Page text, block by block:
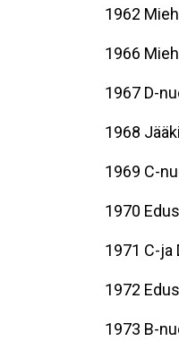
1962
1966
1967 D-
1968
1969 C-
1970
1971 C-
1972
1973 B-